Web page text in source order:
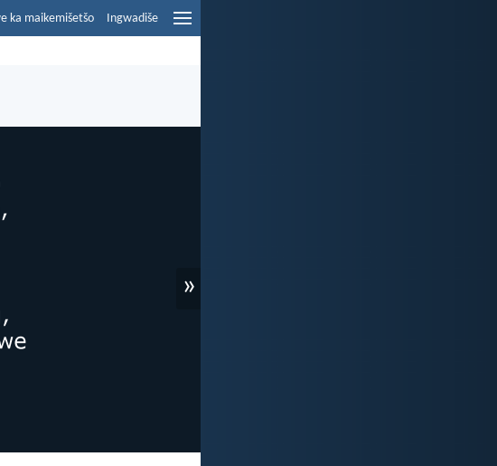
ka maikemišetšo Ingwadiše
»